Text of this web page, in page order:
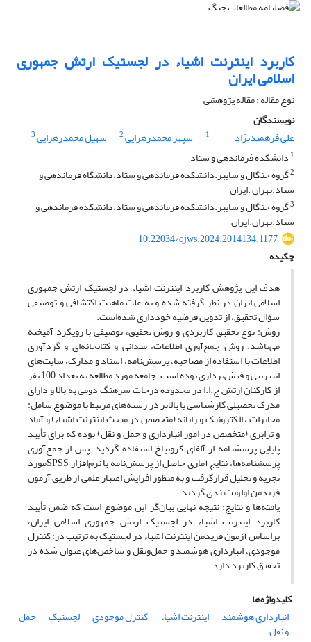
کاربرد اینترنت اشیاء در لجستیک ارتش جمهوری
اسلامی ایران
نوع مقاله : مقاله پژوهشی
نویسندگان
علی فرهمندنژاد
1 سپهر محمدزهرایی2 سهیل محمدزهرایی3
1 دانشکده فرماندهی و ستاد
2گروه جنگال و سایبر.دانشکده فرماندهی و ستاد.دانشگاه فرماندهی و
ستاد.تهران .ایران
3گروه جنگال و سایبر.دانشکده فرماندهی و ستاد.دانشکده فرماندهی و
ستاد.تهران.ایران
10.22034/qjws.2024.2014134.1177
چکیده
هدف این پژوهش کاربرد اینترنت اشیاء در لجستیک ارتش جمهوری
اسلامی ایران در نظر گرفته شده و به علت ماهیت اکتشافی و توصیفی
سؤال تحقیق، از تدوین فرضیه خودداری شده‌است.
روش: نوع تحقیق کاربردی و روش تحقیق، توصیفی با رویکرد آمیخته
می‌باشد. روش جمع‌آوری اطلاعات، میدانی و کتابخانه‌ای و گردآوری
اطلاعات با استفاده از مصاحبه، پرسش‌نامه، اسناد و مدارک، سایت‌های
اینترنتی و فیش‌برداری بوده است. جامعه مورد مطالعه به تعداد 100 نفر
از کارکنان ارتش ج.ا.ا در محدوده درجات سرهنگ دومی به بالا و دارای
مدرک تحصیلی کارشناسی یا بالاتر در رشته‌های مرتبط با موضوع شامل:
مخابرات ، الکترونیک و رایانه (متخصص در مبحث اینترنت اشیاء) و آماد
و ترابری (متخصص در امور انبارداری و حمل و نقل) بوده‌ که برای تأیید
پایایی پرسشنامه از آلفای کرونباخ استفاده گردید. پس از جمع‌آوری
پرسشنامه‌ها، نتایج آماری حاصل از پرسش‌نامه با نرم‌افزار SPSSمورد
تجزیه و تحلیل قرارگرفت و به منظور افزایش اعتبار علمی از طریق آزمون
فریدمن اولویت‌بندی گردید.
یافته‌ها و نتایج: نتیجه نهایی بیان‌گر این موضوع است که ضمن تأیید
کاربرد اینترنت اشیاء در لجستیک ارتش جمهوری اسلامی ایران،
براساس آزمون فریدمن اینترنت اشیاء در لجستیک به ترتیب در: کنترل
‌موجودی، انبارداری‌ هوشمند و حمل‌ونقل و شاخص‌های عنوان شده در
تحقیق کاربرد دارد.
کلیدواژه‌ها
انبارداری هوشمند
اینترنت اشیاء کنترل موجودی لجستیک حمل
و نقل